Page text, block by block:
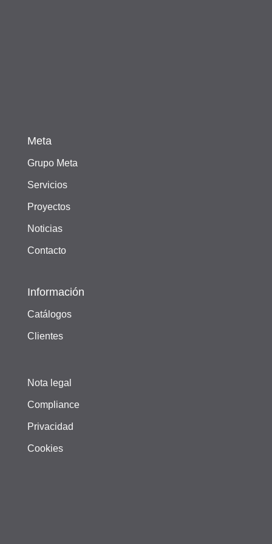
Meta
Grupo Meta
Servicios
Proyectos
Noticias
Contacto
Información
Catálogos
Clientes
Nota legal
Compliance
Privacidad
Cookies